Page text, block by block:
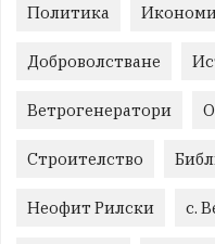
Политика
Доброволстване
Ветрогенератори
Строителство
Неофит Рилски с.